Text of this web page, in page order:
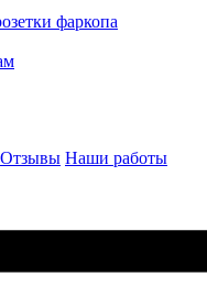
фаркопа
Отзывы Наши работы